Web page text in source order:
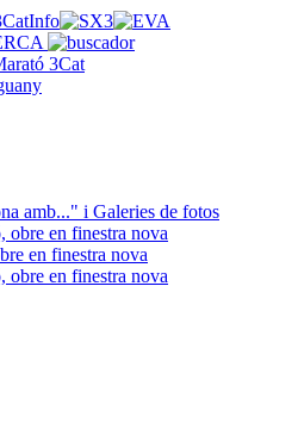
amb..." i Galeries de fotos
obre en finestra nova
en finestra nova
obre en finestra nova